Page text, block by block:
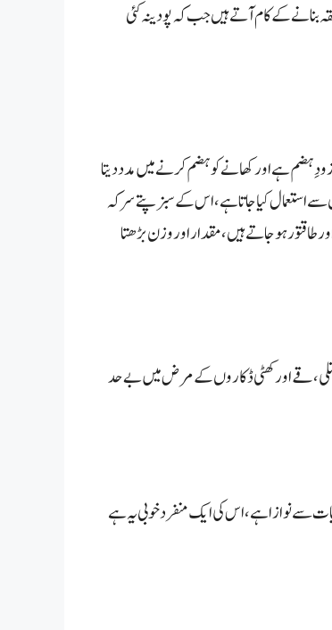
بنانے کے کام آتے ہیں جب کہ پودینہ کئی
ہضم ہے اور کھانے کو ہضم کرنے میں مدد دیتا
سے استعمال کیا جاتا ہے، اس کے سبز پتے سرکہ
ہو جاتے ہیں ،مقداراور وزن بڑھتا
قے اور کھٹی ڈکاروں کے مرض میں بے حد
سے نوازا ہے، اس کی ایک منفرد خوبی یہ ہے